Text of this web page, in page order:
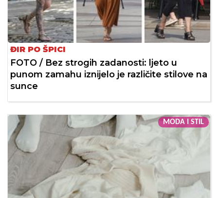
ĐIR PO ŠPICI
FOTO / Bez strogih zadanosti: ljeto u
punom zamahu iznijelo je različite stilove na
sunce
MODA I STIL